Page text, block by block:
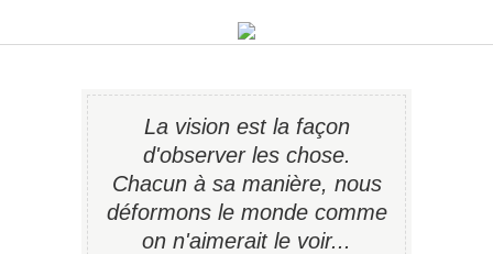
La vision est la façon
d'observer les chose.
Chacun à sa manière, nous
déformons le monde comme
on n'aimerait le voir...